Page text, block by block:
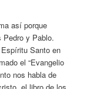
así porque
Pedro y Pablo.
Santo en
el “Evangelio
nos habla de